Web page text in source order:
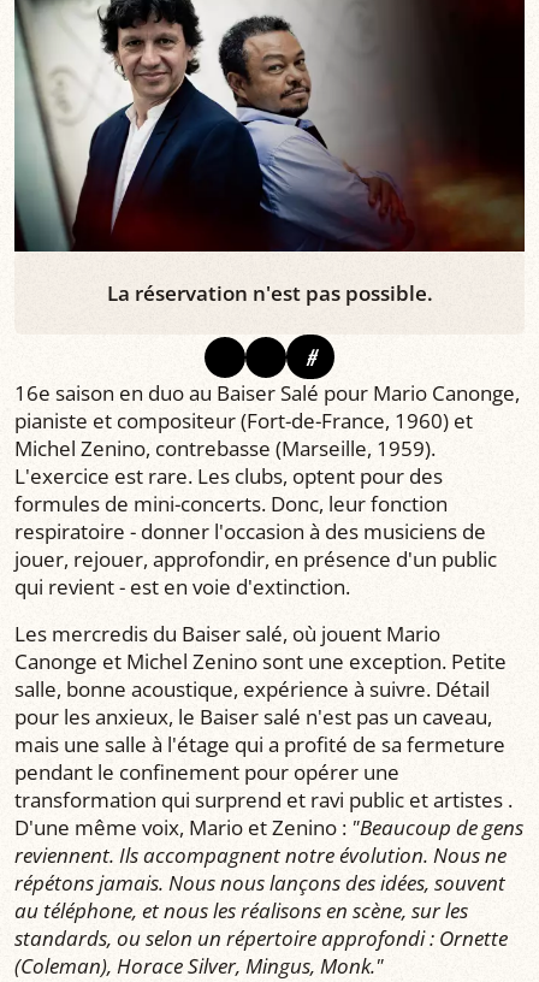
La réservation n'est pas possible.
#
16e saison en duo au Baiser Salé pour Mario Canonge,
pianiste et compositeur (Fort-de-France, 1960) et
Michel Zenino, contrebasse (Marseille, 1959).
L'exercice est rare. Les clubs, optent pour des
formules de mini-concerts. Donc, leur fonction
respiratoire - donner l'occasion à des musiciens de
jouer, rejouer, approfondir, en présence d'un public
qui revient - est en voie d'extinction.
Les mercredis du Baiser salé, où jouent Mario
Canonge et Michel Zenino sont une exception. Petite
salle, bonne acoustique, expérience à suivre. Détail
pour les anxieux, le Baiser salé n'est pas un caveau,
mais une salle à l'étage qui a profité de sa fermeture
pendant le confinement pour opérer une
transformation qui surprend et ravi public et artistes .
D'une même voix, Mario et Zenino : "Beaucoup de gens
reviennent. Ils accompagnent notre évolution. Nous ne
répétons jamais. Nous nous lançons des idées, souvent
au téléphone, et nous les réalisons en scène, sur les
standards, ou selon un répertoire approfondi : Ornette
(Coleman), Horace Silver, Mingus, Monk."